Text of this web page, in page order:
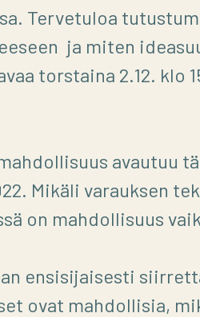
Tervetuloa
ja miten
torstaina 2.12. klo
avautuu
Mikäli varauksen
on mahdollisuus
ensisijaisesti
ovat mahdollisia,